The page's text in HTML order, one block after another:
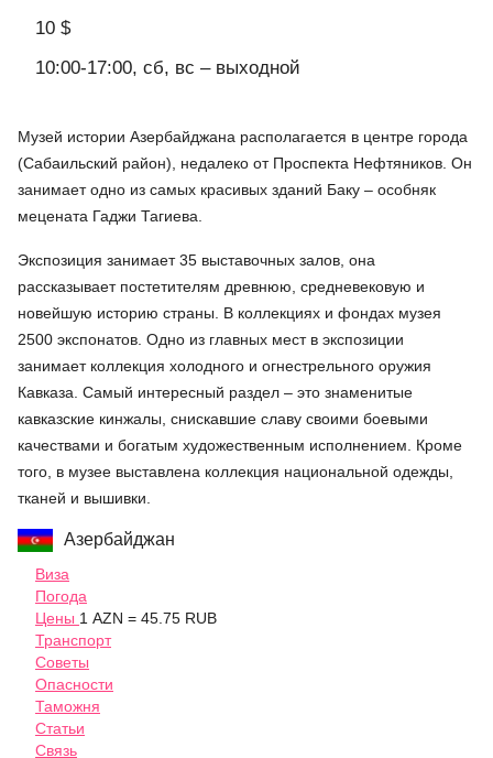
10 $
10:00-17:00, сб, вс – выходной
Музей истории Азербайджана располагается в центре города
(Сабаильский район), недалеко от Проспекта Нефтяников. Он
занимает одно из самых красивых зданий Баку – особняк
мецената Гаджи Тагиева.
Экспозиция занимает 35 выставочных залов, она
рассказывает постетителям древнюю, средневековую и
новейшую историю страны. В коллекциях и фондах музея
2500 экспонатов. Одно из главных мест в экспозиции
занимает коллекция холодного и огнестрельного оружия
Кавказа. Самый интересный раздел – это знаменитые
кавказские кинжалы, снискавшие славу своими боевыми
качествами и богатым художественным исполнением. Кроме
того, в музее выставлена коллекция национальной одежды,
тканей и вышивки.
Азербайджан
Виза
Погода
Цены 1 AZN = 45.75 RUB
Транспорт
Советы
Опасности
Таможня
Статьи
Связь